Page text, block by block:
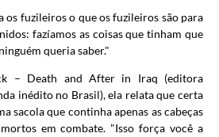
os fuzileiros o que os fuzileiros são para
fazíamos as coisas que tinham que
queria saber."
– Death and After in Iraq (editora
inédito no Brasil), ela relata que certa
sacola que continha apenas as cabeças
em combate. "Isso força você a